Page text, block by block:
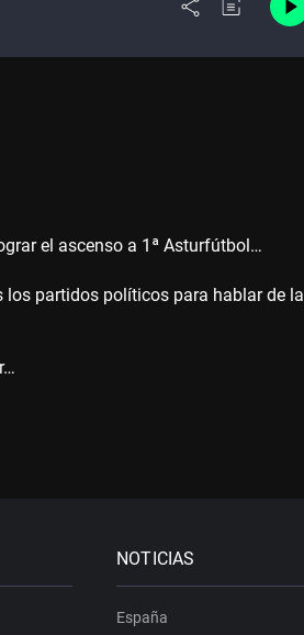
el ascenso a 1ª Asturfútbol…
los partidos políticos para hablar de la
NOTICIAS
España